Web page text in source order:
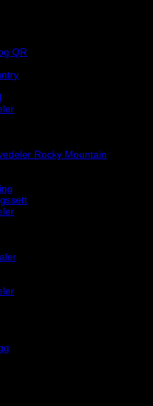
QR
Rocky Mountain